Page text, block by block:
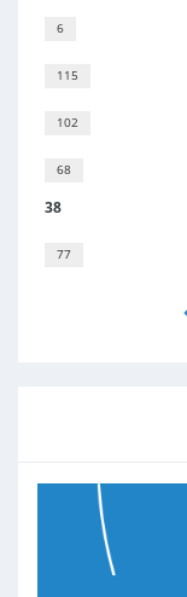
6
115
102
68
38
77